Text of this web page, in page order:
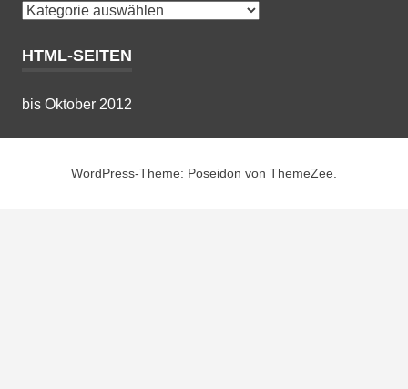
Kategorien
HTML-SEITEN
bis Oktober 2012
WordPress-Theme: Poseidon von ThemeZee.